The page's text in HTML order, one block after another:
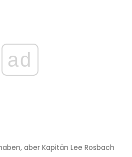
ad
aber Kapitän Lee Rosbach